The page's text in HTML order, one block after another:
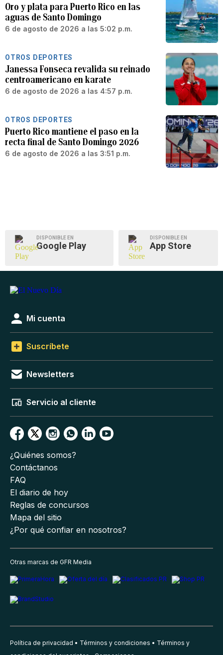
Oro y plata para Puerto Rico en las
aguas de Santo Domingo
6 de agosto de 2026 a las 5:02 p.m.
OTROS DEPORTES
Janessa Fonseca revalida su reinado
centroamericano en karate
6 de agosto de 2026 a las 4:57 p.m.
OTROS DEPORTES
Puerto Rico mantiene el paso en la
recta final de Santo Domingo 2026
6 de agosto de 2026 a las 3:51 p.m.
DISPONIBLE EN
Google Play
DISPONIBLE EN
App Store
Mi cuenta
Suscríbete
Newsletters
Servicio al cliente
¿Quiénes somos?
Contáctanos
FAQ
El diario de hoy
Reglas de concursos
Mapa del sitio
¿Por qué confiar en nosotros?
Otras marcas de GFR Media
Política de privacidad Términos y condiciones
Términos y